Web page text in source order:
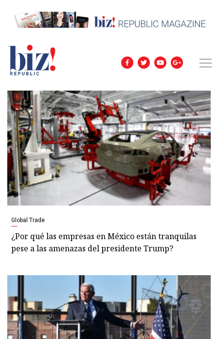
Global Trade
¿Por qué las empresas en México están tranquilas
pese a las amenazas del presidente Trump?